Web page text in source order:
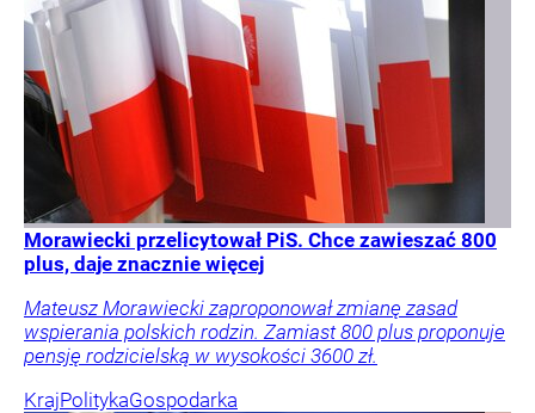
Morawiecki przelicytował PiS. Chce zawieszać 800
plus, daje znacznie więcej
Mateusz Morawiecki zaproponował zmianę zasad
wspierania polskich rodzin. Zamiast 800 plus proponuje
pensję rodzicielską w wysokości 3600 zł.
KrajPolitykaGospodarka